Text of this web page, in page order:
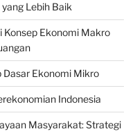
Lebih Baik
Ekonomi Makro
Dasar Ekonomi Mikro
Indonesia
Masyarakat: Strategi